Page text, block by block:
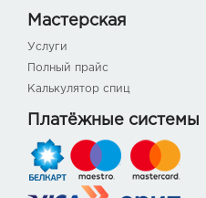
Мастерская
Услуги
Полный прайс
Калькулятор спиц
Платёжные системы